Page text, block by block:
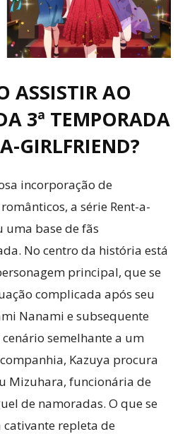
ASSISTIR AO
3ª TEMPORADA
GIRLFRIEND?
incorporação de
a série Rent-a-
base de fãs
No centro da história está
principal, que se
complicada após seu
Nanami e subsequente
semelhante a um
Kazuya procura
Mizuhara, funcionária de
de namoradas. O que se
repleta de